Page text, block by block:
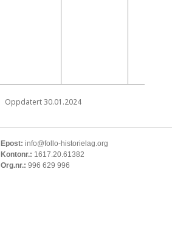
Oppdatert30.01.2024
Epost: info@follo-historielag.org
Kontonr.: 1617.20.61382
Org.nr.: 996 629 996